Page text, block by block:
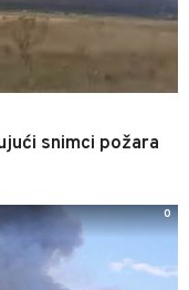
snimci požara
0